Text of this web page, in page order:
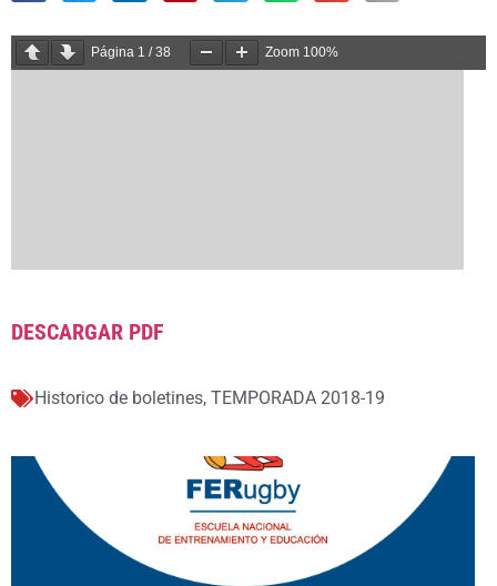
Página 1 /38 Zoom 100%
DESCARGAR PDF
Historico de boletines, TEMPORADA 2018-19